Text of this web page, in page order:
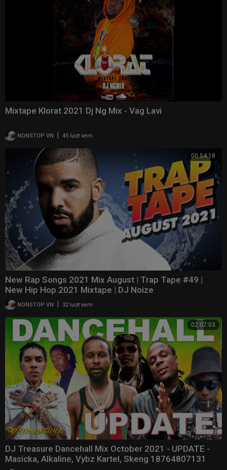
Mixtape Klorat 2021 Dj Ng Mix - Vag Lavi
NONSTOP VN 45 lượt xem
00:54:18
New Rap Songs 2021 Mix August | Trap Tape #49 |
New Hip Hop 2021 Mixtape | DJ Noize
NONSTOP VN 32 lượt xem
02:07:03
DJ Treasure Dancehall Mix October 2021 - UPDATE -
Masicka, Alkaline, Vybz Kartel, Skeng 18764807131